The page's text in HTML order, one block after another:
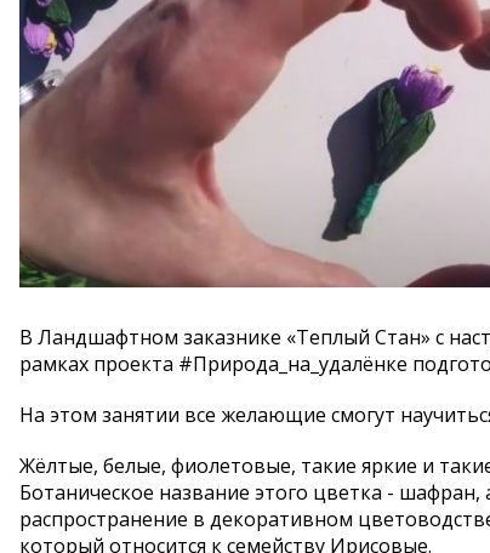
В Ландшафтном заказнике «Теплый Стан» с
рамках проекта #Природа_на_удалёнке
На этом занятии все желающие смогут
Жёлтые, белые, фиолетовые, такие яркие и
Ботаническое название этого цветка -
распространение в декоративном
который относится к семейству Ирисовые.